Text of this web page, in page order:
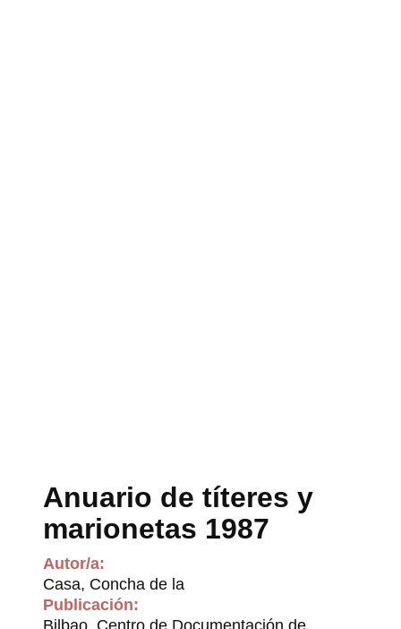
Anuario de títeres y
marionetas 1987
Autor/a:
Casa, Concha de la
Publicación:
Bilbao, Centro de Documentación de